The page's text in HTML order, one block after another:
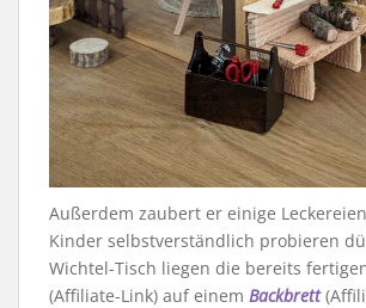
Außerdem zaubert er einige
Kinder selbstverständlich probieren
Wichtel-Tisch liegen die bereits
(Affiliate-Link) auf einem Backbrett